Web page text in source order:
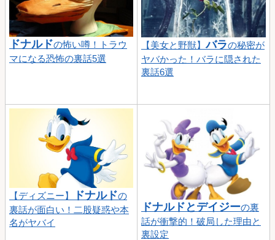
ドナルドの怖い噂！トラウ
マになる恐怖の裏話5選
【美女と野獣】バラの秘密が
ヤバかった！バラに隠された
裏話6選
【ディズニー】 ドナルドの
裏話が面白い！二股疑惑や本
名がヤバイ
ドナルドとデイジーの裏
話が衝撃的！破局した理由と
裏設定